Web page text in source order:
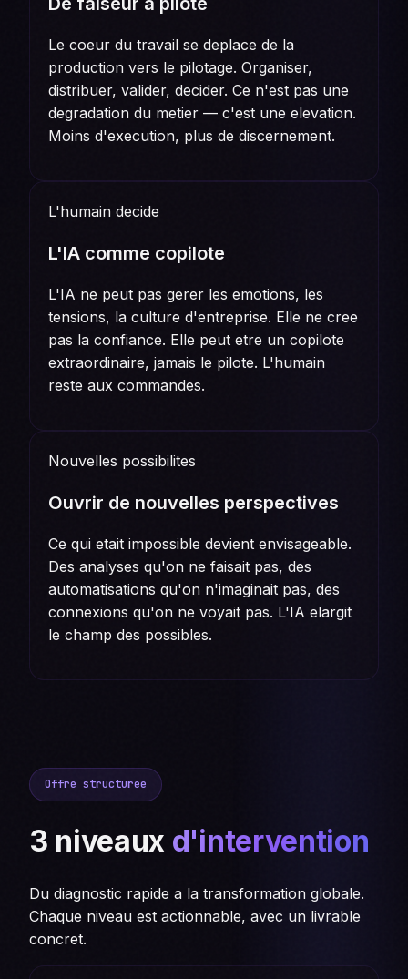
Le coeur du travail se deplace de la
production vers le pilotage. Organiser,
distribuer, valider, decider. Ce n'est pas une
degradation du metier — c'est une elevation.
Moins d'execution, plus de discernement.
L'humain decide
L'IA comme copilote
L'IA ne peut pas gerer les emotions, les
tensions, la culture d'entreprise. Elle ne cree
pas la confiance. Elle peut etre un copilote
extraordinaire, jamais le pilote. L'humain
reste aux commandes.
Nouvelles possibilites
Ouvrir de nouvelles perspectives
Ce qui etait impossible devient envisageable.
Des analyses qu'on ne faisait pas, des
automatisations qu'on n'imaginait pas, des
connexions qu'on ne voyait pas. L'IA elargit
le champ des possibles.
Offre structuree
3 niveaux d'intervention
Du diagnostic rapide a la transformation globale.
Chaque niveau est actionnable, avec un livrable
concret.